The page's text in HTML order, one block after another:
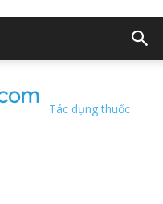
Tác dụng thuốc